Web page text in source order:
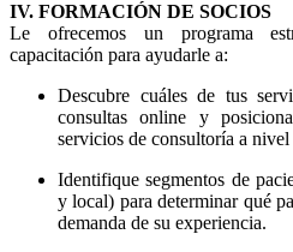
IV. FORMACIÓN DE SOCIOS
Le ofrecemos un programa
capacitación para ayudarle a:
Descubre cuáles de tus
consultas online y
servicios de consultoría a
Identifique segmentos de
y local) para determinar qué
demanda de su experiencia.